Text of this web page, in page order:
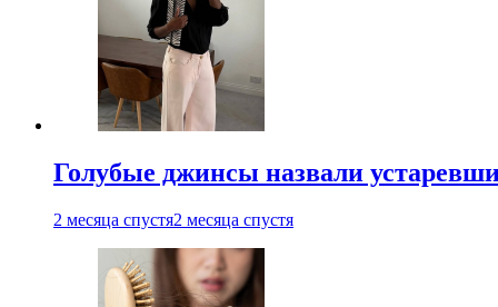
Голубые джинсы назвали
2 месяца спустя2 месяца спустя